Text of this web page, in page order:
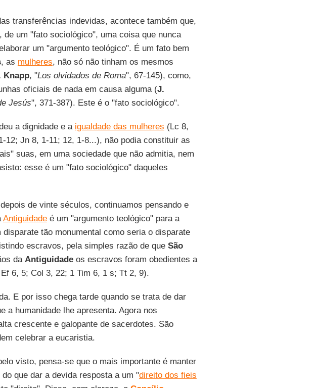
transferências indevidas, acontece também que,
um "fato sociológico", uma coisa que nunca
um "argumento teológico". É um fato bem
, as mulheres, não só não tinham os mesmos
Knapp, "Los olvidados de Roma", 67-145), como,
oficiais de nada em causa alguma (J.
Jesús", 371-387). Este é o "fato sociológico".
a dignidade e a igualdade das mulheres (Lc 8,
12; Jn 8, 1-11; 12, 1-8...), não podia constituir as
suas, em uma sociedade que não admitia, nem
esse é um "fato sociológico" daqueles
de vinte séculos, continuamos pensando e
Antiguidadeé um "argumento teológico" para a
disparate tão monumental como seria o disparate
escravos, pela simples razão de que São
da Antiguidadeos escravos foram obedientes a
6, 5; Col 3, 22; 1 Tim 6, 1 s; Tt 2, 9).
E por isso chega tarde quando se trata de dar
a humanidade lhe apresenta. Agora nos
crescente e galopante de sacerdotes. São
celebrar a eucaristia.
visto, pensa-se que o mais importante é manter
que dar a devida resposta a um "direito dos fieis